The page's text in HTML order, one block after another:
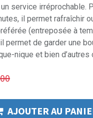
service irréprochable.
il permet rafraîchir
(entreposée à
permet de garder une
nique et bien d’autres
AJOUTER AU